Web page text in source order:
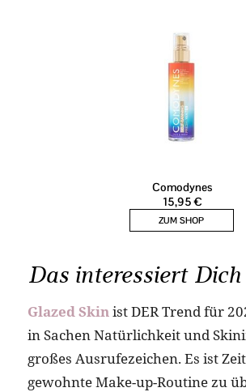
Das interessiert Dich
Glazed Skinist DER Trend für
in Sachen Natürlichkeit und
großes Ausrufezeichen. Es ist
gewohnte Make-up-Routine zu